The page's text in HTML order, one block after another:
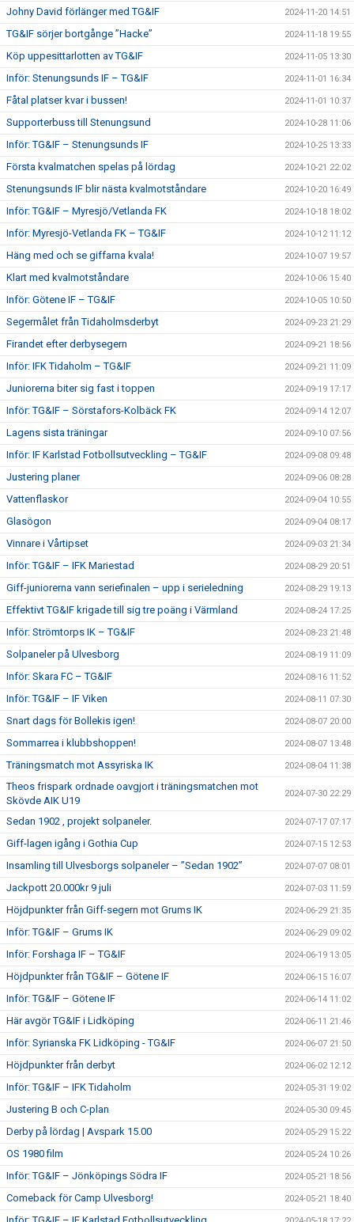
Johny David förlänger med TG&IF 2024-11-20 14:51
TG&IF sörjer bortgånge ”Hacke” 2024-11-18 19:55
Köp uppesittarlotten av TG&IF 2024-11-05 13:30
Inför: Stenungsunds IF – TG&IF 2024-11-01 16:34
Fåtal platser kvar i bussen! 2024-11-01 10:37
Supporterbuss till Stenungsund 2024-10-28 11:06
Inför: TG&IF – Stenungsunds IF 2024-10-25 13:33
Första kvalmatchen spelas på lördag 2024-10-21 22:02
Stenungsunds IF blir nästa kvalmotståndare 2024-10-20 16:49
Inför: TG&IF – Myresjö/Vetlanda FK 2024-10-18 18:02
Inför: Myresjö-Vetlanda FK – TG&IF 2024-10-12 11:12
Häng med och se giffarna kvala! 2024-10-07 19:57
Klart med kvalmotståndare 2024-10-06 15:40
Inför: Götene IF – TG&IF 2024-10-05 10:50
Segermålet från Tidaholmsderbyt 2024-09-23 21:29
Firandet efter derbysegern 2024-09-21 18:56
Inför: IFK Tidaholm – TG&IF 2024-09-21 11:09
Juniorerna biter sig fast i toppen 2024-09-19 17:17
Inför: TG&IF – Sörstafors-Kolbäck FK 2024-09-14 12:07
Lagens sista träningar 2024-09-10 07:56
Inför: IF Karlstad Fotbollsutveckling – TG&IF 2024-09-08 09:48
Justering planer 2024-09-06 08:28
Vattenflaskor 2024-09-04 10:55
Glasögon 2024-09-04 08:17
Vinnare i Vårtipset 2024-09-03 21:34
Inför: TG&IF – IFK Mariestad 2024-08-29 20:51
Giff-juniorerna vann seriefinalen – upp i serieledning 2024-08-29 19:13
Effektivt TG&IF krigade till sig tre poäng i Värmland 2024-08-24 17:25
Inför: Strömtorps IK – TG&IF 2024-08-23 21:48
Solpaneler på Ulvesborg 2024-08-19 11:09
Inför: Skara FC – TG&IF 2024-08-16 11:52
Inför: TG&IF – IF Viken 2024-08-11 07:30
Snart dags för Bollekis igen! 2024-08-07 20:00
Sommarrea i klubbshoppen! 2024-08-07 13:48
Träningsmatch mot Assyriska IK 2024-08-04 11:38
Theos frispark ordnade oavgjort i träningsmatchen mot
Skövde AIK U19
2024-07-30 22:29
Sedan 1902 , projekt solpaneler. 2024-07-17 07:17
Giff-lagen igång i Gothia Cup 2024-07-15 12:53
Insamling till Ulvesborgs solpaneler – ”Sedan 1902” 2024-07-07 08:01
Jackpott 20.000kr 9 juli 2024-07-03 11:59
Höjdpunkter från Giff-segern mot Grums IK 2024-06-29 21:35
Inför: TG&IF – Grums IK 2024-06-29 09:02
Inför: Forshaga IF – TG&IF 2024-06-19 13:05
Höjdpunkter från TG&IF – Götene IF 2024-06-15 16:07
Inför: TG&IF – Götene IF 2024-06-14 11:02
Här avgör TG&IF i Lidköping 2024-06-11 21:46
Inför: Syrianska FK Lidköping - TG&IF 2024-06-07 21:50
Höjdpunkter från derbyt 2024-06-02 12:12
Inför: TG&IF – IFK Tidaholm 2024-05-31 19:02
Justering B och C-plan 2024-05-30 09:45
Derby på lördag | Avspark 15.00 2024-05-29 15:22
OS 1980 film 2024-05-24 10:26
Inför: TG&IF – Jönköpings Södra IF 2024-05-21 18:56
Comeback för Camp Ulvesborg! 2024-05-21 18:40